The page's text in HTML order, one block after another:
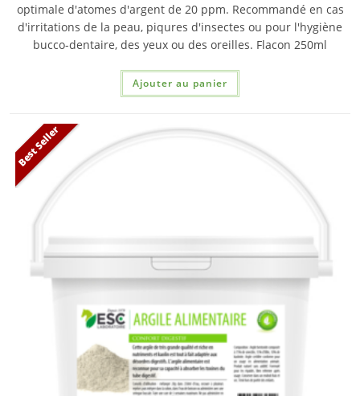
optimale d'atomes d'argent de 20 ppm. Recommandé en cas
d'irritations de la peau, piqures d'insectes ou pour l'hygiène
bucco-dentaire, des yeux ou des oreilles. Flacon 250ml
Ajouter au panier
Best Seller